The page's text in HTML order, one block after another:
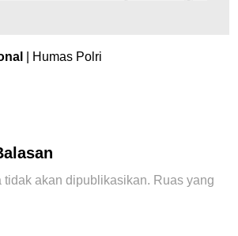
| Humas Polri
tidak akan dipublikasikan. Ruas yang